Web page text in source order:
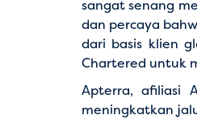
sangat senang
dan percaya
dari basis klien
Chartered untuk
Apterra, afiliasi
meningkatkan